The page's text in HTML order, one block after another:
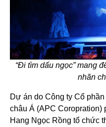
“Đi tìm dấu ngọc” mang
nhãn
Dự án do Công ty Cổ
châu Á (APC Coropration)
Hang Ngọc Rồng tổ chức